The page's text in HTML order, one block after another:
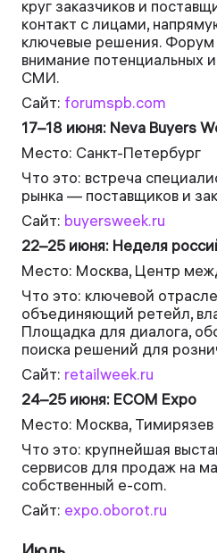
круг заказчиков и
контакт с лицами,
ключевые решения. Форум
внимание потенциальных
СМИ.
Сайт: forumspb.com
17–18 июня: Neva Buyers
Место: Санкт-Петербург
Что это: встреча
рынка — поставщиков и
Сайт: buyersweek.ru
22–25 июня: Неделя
Место: Москва, Центр
Что это: ключевой
объединяющий ретейл,
Площадка для диалога,
поиска решений для
Сайт: retailweek.ru
24–25 июня: ЕСОМ Ехро
Место: Москва,
Что это: крупнейшая
сервисов для продаж на
собственный e-com.
Сайт: expo.oborot.ru